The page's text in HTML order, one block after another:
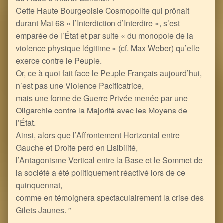
Cette Haute Bourgeoisie Cosmopolite qui prônait
durant Mai 68 « l’Interdiction d’Interdire », s’est
emparée de l’État et par suite « du monopole de la
violence physique légitime » (cf. Max Weber) qu’elle
exerce contre le Peuple.
Or, ce à quoi fait face le Peuple Français aujourd’hui,
n’est pas une Violence Pacificatrice,
mais une forme de Guerre Privée menée par une
Oligarchie contre la Majorité avec les Moyens de
l’État.
Ainsi, alors que l’Affrontement Horizontal entre
Gauche et Droite perd en Lisibilité,
l’Antagonisme Vertical entre la Base et le Sommet de
la société a été politiquement réactivé lors de ce
quinquennat,
comme en témoignera spectaculairement la crise des
Gilets Jaunes. ”